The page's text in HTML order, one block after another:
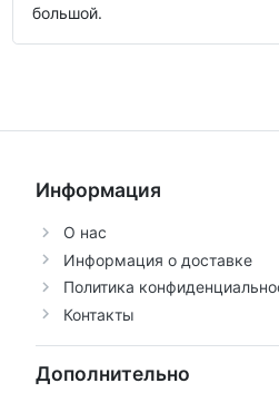
большой.
Информация
О нас
Информация о доставке
Политика
Контакты
Дополнительно